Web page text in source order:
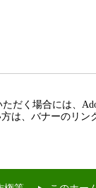
だく場合には、
方は、バナーのリ